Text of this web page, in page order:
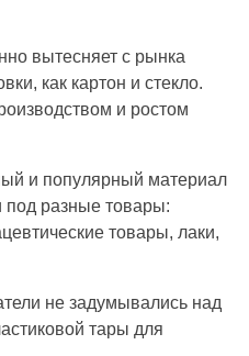
вытесняет с рынка
как картон и стекло.
и ростом
и популярный материал
под разные товары:
товары, лаки,
не задумывались над
тары для